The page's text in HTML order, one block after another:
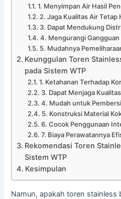
1. Menyimpan Air Hasil
2. Jaga Kualitas Air Tetap
3. Dapat Mendukung
4. Mengurangi
5. Mudahnya
Keunggulan Toren
pada Sistem WTP
1. Ketahanan Terhadap
3. Dapat Menjaga
4. Mudah untuk
5. Konstruksi Material
6. Cocok Penggunaan
7. Biaya Perawatannya
Rekomendasi Toren
Sistem WTP
Kesimpulan
Namun, apakah toren stainless